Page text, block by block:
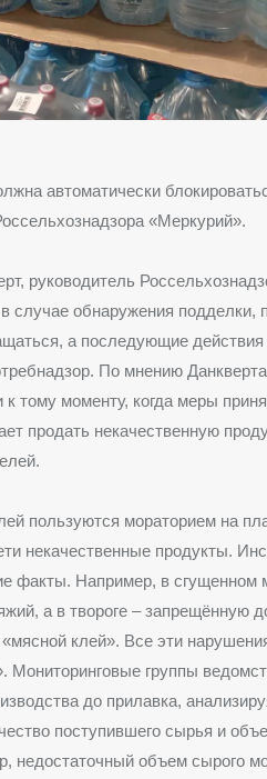
автоматически
«Меркурий».
руководитель
случае обнаружения подделки,
а последующие действия
По мнению
тому моменту, когда меры
продать некачественную
пользуются мораторием на
некачественные продукты.
факты. Например, в сгущенном
а в твороге – запрещённую
клей». Все эти
группы
до прилавка,
поступившего сырья и
недостаточный объем сырого